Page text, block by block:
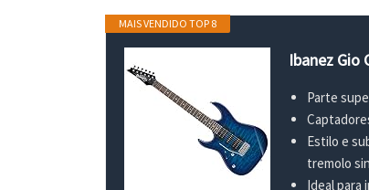
MAIS VENDIDO TOP 8
Ibanez Gio
Parte
Estilo e
tremolo
Ideal para